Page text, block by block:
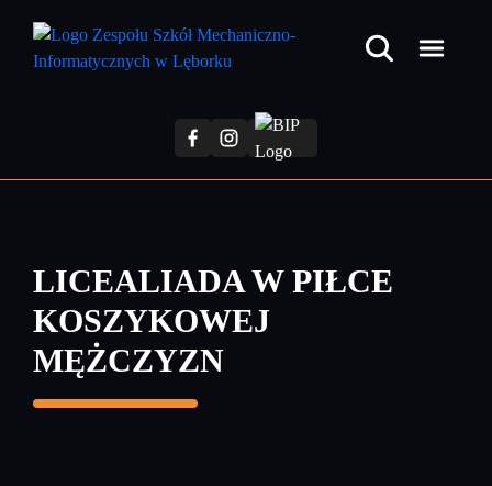
treści
LICEALIADA W PIŁCE
KOSZYKOWEJ
MĘŻCZYZN